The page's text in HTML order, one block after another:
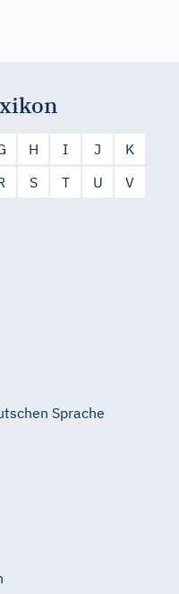
H I J
K
S T U
V
Sprache